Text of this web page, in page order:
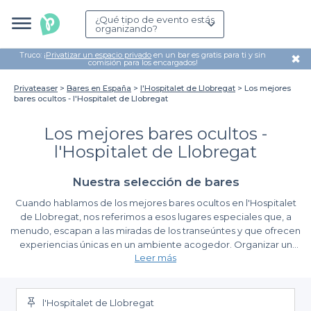
¿Qué tipo de evento estás
organizando?
Truco: ¡Privatizar un espacio privado en un bar es gratis para ti y sin
comisión para los encargados! ✖
Privateaser Bares en España l'Hospitalet de Llobregat
Los mejores
bares ocultos - l'Hospitalet de Llobregat
Los mejores bares ocultos -
l'Hospitalet de Llobregat
Nuestra selección de bares
Cuando hablamos de los mejores bares ocultos en l'Hospitalet
de Llobregat, nos referimos a esos lugares especiales que, a
menudo, escapan a las miradas de los transeúntes y que ofrecen
experiencias únicas en un ambiente acogedor. Organizar un
evento en uno de estos bares puede ser la clave para
pequeñas celebraciones hasta eventos más íntimos, estos bares
brindan el trasfondo perfecto para cualquier ocasión.
Ventajas de utilizar Privateaser para tus reservas
EnPrivateaser, hemos reunido una selección excepcional de
Leer más
l'Hospitalet de Llobregat